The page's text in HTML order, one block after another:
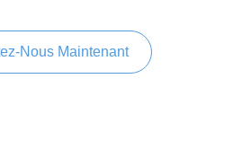
Nous Maintenant